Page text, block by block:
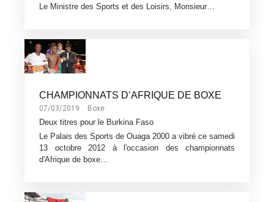
Le Ministre des Sports et des Loisirs, Monsieur…
CHAMPIONNATS D’AFRIQUE DE BOXE
07/03/2019 Boxe
Deux titres pour le Burkina Faso
Le Palais des Sports de Ouaga 2000 a vibré ce samedi
13 octobre 2012 à l'occasion des championnats
d'Afrique de boxe…